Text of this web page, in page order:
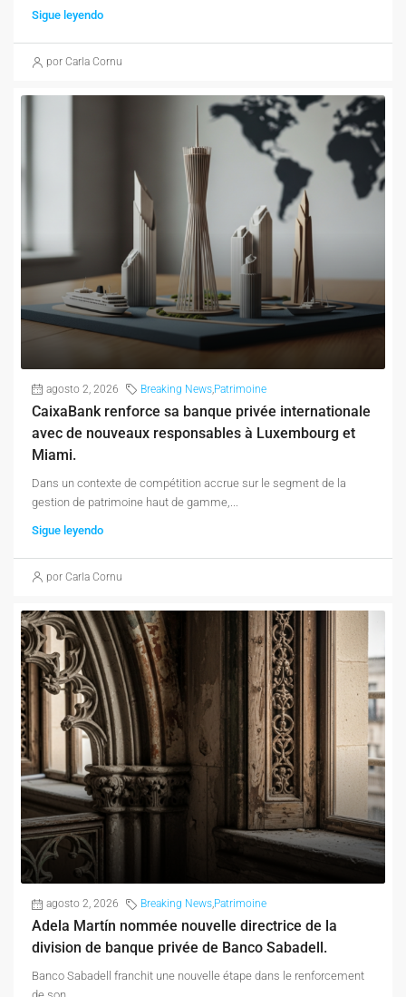
Sigue leyendo
por Carla Cornu
agosto 2, 2026 Breaking News Patrimoine
CaixaBank renforce sa banque privée internationale
avec de nouveaux responsables à Luxembourg et
Miami.
Dans un contexte de compétition accrue sur le segment de la
gestion de patrimoine haut de gamme,...
Sigue leyendo
por Carla Cornu
agosto 2, 2026 Breaking News,Patrimoine
Adela Martín nommée nouvelle directrice de la
division de banque privée de Banco Sabadell.
Banco Sabadell franchit une nouvelle étape dans le renforcement